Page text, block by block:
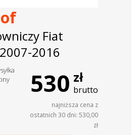
Fiat
2016
530 zł
brutto
najniższa cena z
ostatnich 30 dni: 530,00
zł